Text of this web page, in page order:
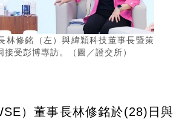
林修銘（左）與緯穎科技董事長暨策
受彭博專訪。（圖／證交所）
）董事長林修銘於(28)日與